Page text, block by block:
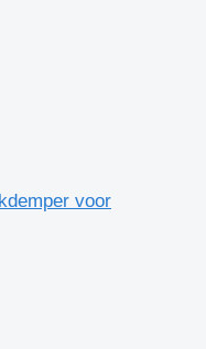
voor